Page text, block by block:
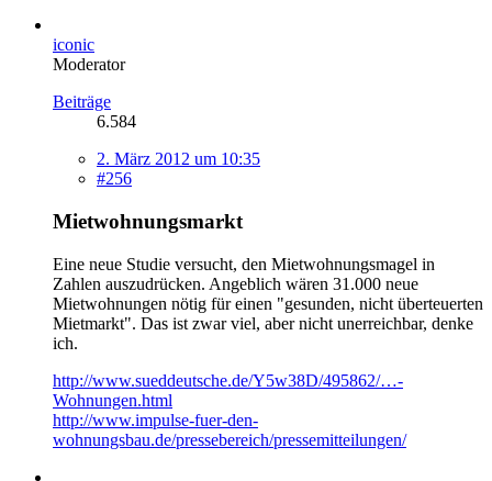
iconic
Moderator
Beiträge
6.584
2. März 2012 um 10:35
#256
Mietwohnungsmarkt
Eine neue Studie versucht, den Mietwohnungsmagel in
Zahlen auszudrücken. Angeblich wären 31.000 neue
Mietwohnungen nötig für einen "gesunden, nicht überteuerten
Mietmarkt". Das ist zwar viel, aber nicht unerreichbar, denke
ich.
http://www.sueddeutsche.de/Y5w38D/495862/…-
Wohnungen.html
http://www.impulse-fuer-den-
wohnungsbau.de/pressebereich/pressemitteilungen/